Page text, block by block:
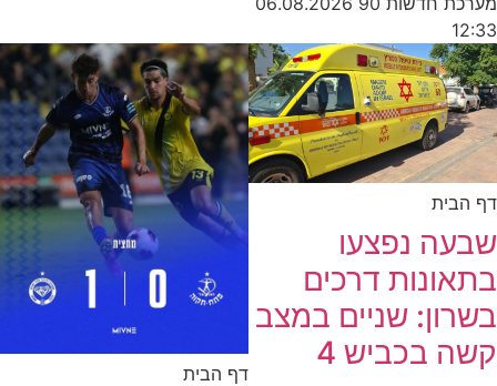
12:33
דף הבית
שבעה נפצעו
בתאונות דרכים
בשרון: שניים במצב
קשה בכביש 4
דף הבית